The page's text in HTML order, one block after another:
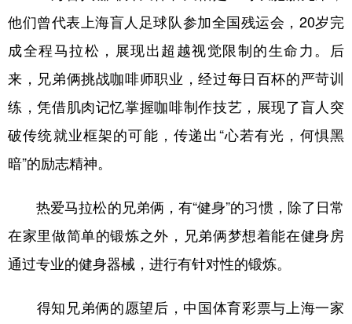
他们曾代表上海盲人足球队参加全国残运会，20岁完
成全程马拉松，展现出超越视觉限制的生命力。后
来，兄弟俩挑战咖啡师职业，经过每日百杯的严苛训
练，凭借肌肉记忆掌握咖啡制作技艺，展现了盲人突
破传统就业框架的可能，传递出“心若有光，何惧黑
暗”的励志精神。
热爱马拉松的兄弟俩，有“健身”的习惯，除了日常
在家里做简单的锻炼之外，兄弟俩梦想着能在健身房
通过专业的健身器械，进行有针对性的锻炼。
得知兄弟俩的愿望后，中国体育彩票与上海一家